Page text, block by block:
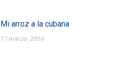
Mi arroz a la cubana
17 marzo, 2016